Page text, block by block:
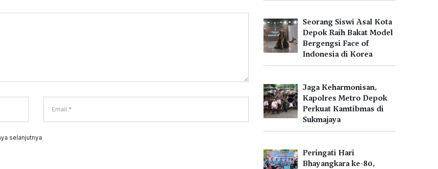
selanjutnya
Seorang Siswi Asal Kota
Depok Raih Bakat Model
Bergengsi Face of
Indonesia di Korea
Jaga Keharmonisan,
Kapolres Metro Depok
Perkuat Kamtibmas di
Sukmajaya
Peringati Hari
Bhayangkara ke-80,